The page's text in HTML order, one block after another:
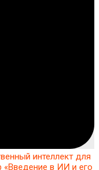
интеллект для
«Введение в ИИ и его